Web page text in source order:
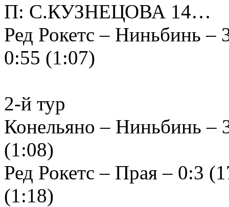
П: С.КУЗНЕЦОВА 14…
Ред Рокетс – Ниньбинь –
0:55 (1:07)
2-й тур
Конельяно – Ниньбинь –
(1:08)
Ред Рокетс – Прая – 0:3
(1:18)